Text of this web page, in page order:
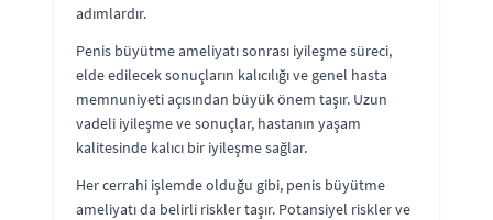
adımlardır.
Penis büyütme ameliyatı sonrası iyileşme süreci,
elde edilecek sonuçların kalıcılığı ve genel hasta
memnuniyeti açısından büyük önem taşır. Uzun
vadeli iyileşme ve sonuçlar, hastanın yaşam
kalitesinde kalıcı bir iyileşme sağlar.
Her cerrahi işlemde olduğu gibi, penis büyütme
ameliyatı da belirli riskler taşır. Potansiyel riskler ve